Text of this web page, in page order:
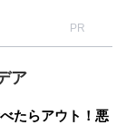
PR
ア
たらアウト！悪